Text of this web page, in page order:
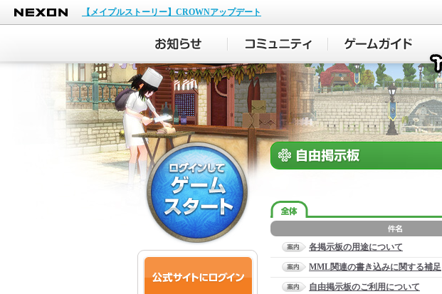
NEXON
【メイプルストーリー】CROWNアップデート
各掲示板の用途について
MML関連の書き込みに関する補足
自由掲示板のご利用について